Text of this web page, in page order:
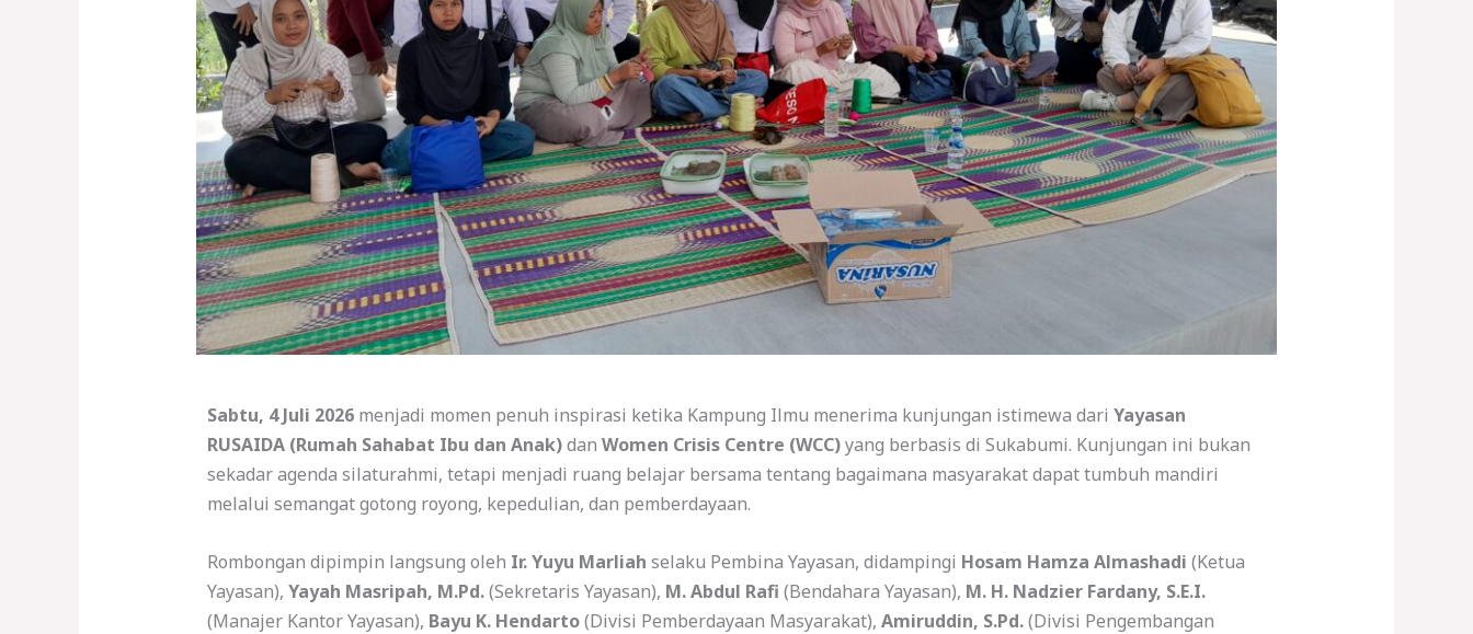
Sabtu, 4 Juli 2026menjadi momen penuh inspirasi ketika Kampung Ilmu menerima kunjungan istimewa dari Yayasan
RUSAIDA (Rumah Sahabat Ibu dan Anak)dan Women Crisis Centre (WCC)yang berbasis di Sukabumi. Kunjungan ini bukan
sekadar agenda silaturahmi, tetapi menjadi ruang belajar bersama tentang bagaimana masyarakat dapat tumbuh mandiri
melalui semangat gotong royong, kepedulian, dan pemberdayaan.
Rombongan dipimpin langsung oleh Ir. Yuyu Marliah selaku Pembina Yayasan, didampingi Hosam Hamza Almashadi (Ketua
Yayasan), Yayah Masripah, M.Pd.(Sekretaris Yayasan), M. Abdul Rafi (Bendahara Yayasan), M. H. Nadzier Fardany, S.E.I.
(Manajer Kantor Yayasan), Bayu K. Hendarto(Divisi Pemberdayaan Masyarakat), Amiruddin, S.Pd.(Divisi Pengembangan